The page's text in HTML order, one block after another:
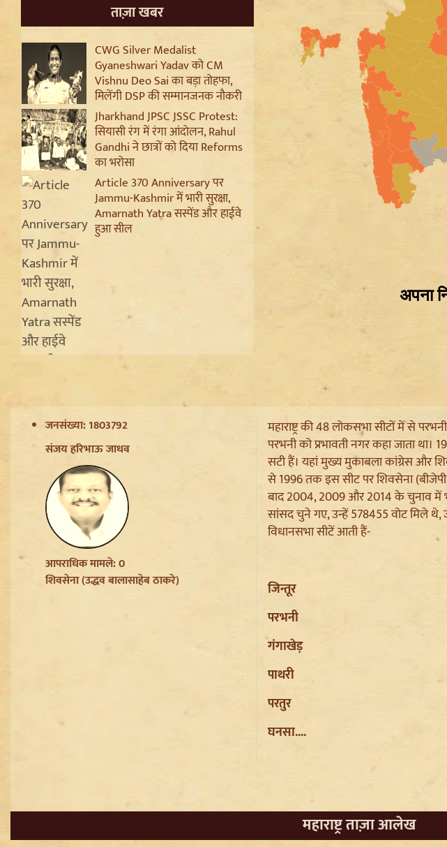
ताज़ा खबर
CWG Silver Medalist
Gyaneshwari Yadav को CM
Vishnu Deo Sai का बड़ा तोहफा,
मिलेंगी DSP की सम्मानजनक नौकरी
Jharkhand JPSC JSSC Protest:
सियासी रंग में रंगा आंदोलन, Rahul
Gandhi ने छात्रों को दिया Reforms
का भरोसा
Article 370 Anniversary पर
Jammu-Kashmir में भारी सुरक्षा,
Amarnath Yatra सस्पेंड और हाईवे
हुआ सील
Ladakh Formation Day: शांति
Shah का जताया आभार
Trisha Krishnan पर टिप्पणी मामले
में Udhayanidhi Stalin Arrest,
जानें चेन्नई पुलिस ने कौन सी धाराएं
लगाईं
Jantar Mantar से अदालत तक:
Brij Bhushan के खिलाफ यौन
उत्पीड़न मामले में Legal Battle का
अंत
Sanjay Raut on Ram Mandir:
स्वागत, UP Govt से की अन्य जिलों
जनसंख्या: 1803792
संजय हरिभाऊ जाधव
आपराधिक मामले: 0
शिवसेना (उद्धव बालासाहेब ठाकरे)
महाराष्ट्र की 48 लोकसभा सीटों में से
परभनी को प्रभावती नगर कहा जाता था।
सटी हैं। यहां मुख्य मुकाबला कांग्रेस और
से 1996 तक इस सीट पर शिवसेना
बाद 2004, 2009 और 2014 के चुनाव में
सांसद चुने गए, उन्हें 578455 वोट मिले थे,
विधानसभा सीटें आती हैं-
जिन्तूर
परभनी
गंगाखेड़
पाथरी
परतुर
घनसा....
महाराष्ट्र ताज़ा आलेख